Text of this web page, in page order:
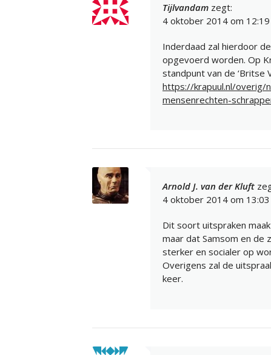
Tijlvandam zegt:
4 oktober 2014 om 12:19
Inderdaad zal hierdoor
opgevoerd worden. Op
standpunt van de ‘Britse
https://krapuul.nl/overig/
mensenrechten-
Arnold J. van der Kluft
4 oktober 2014 om 13:03
Dit soort uitspraken
maar dat Samsom en de
sterker en socialer op
Overigens zal de
keer.